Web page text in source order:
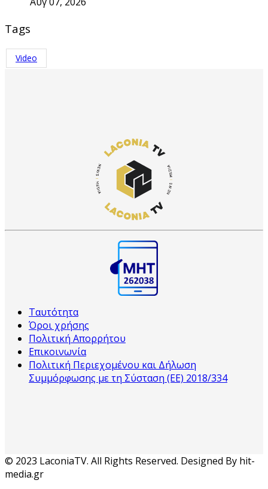
Tags
Video
Ταυτότητα
Όροι χρήσης
Πολιτική Απορρήτου
Επικοινωνία
Πολιτική Περιεχομένου και Δήλωση
Συμμόρφωσης με τη Σύσταση (ΕΕ) 2018/334
© 2023 LaconiaTV. All Rights Reserved. Designed By hit-
media.gr